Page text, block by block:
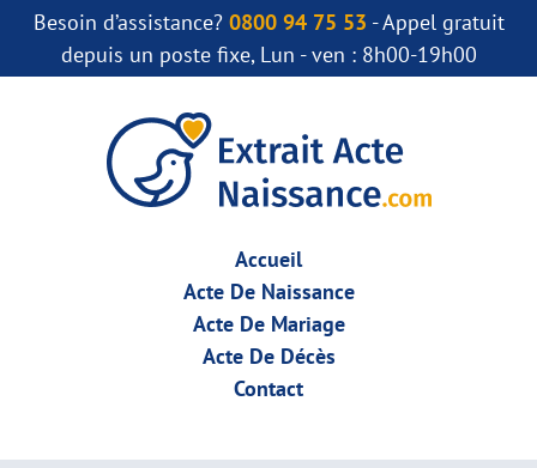
Besoin d’assistance? 0800 94 75 53 - Appel gratuit
depuis un poste fixe, Lun - ven : 8h00-19h00
Accueil
Acte De Naissance
Acte De Mariage
Acte De Décès
Contact